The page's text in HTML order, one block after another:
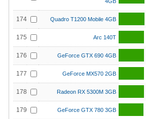
174 Quadro T1200 Mobile 4GB
175 Arc 140T
176 GeForce GTX 690 4GB
177 GeForce MX570 2GB
178 Radeon RX 5300M 3GB
179 GeForce GTX 780 3GB